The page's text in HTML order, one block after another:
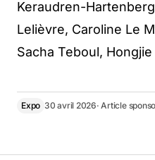
Keraudren-
Lelièvre, Caroline Le
Sacha Teboul, Hongjie
Expo 30 avril 2026· Article